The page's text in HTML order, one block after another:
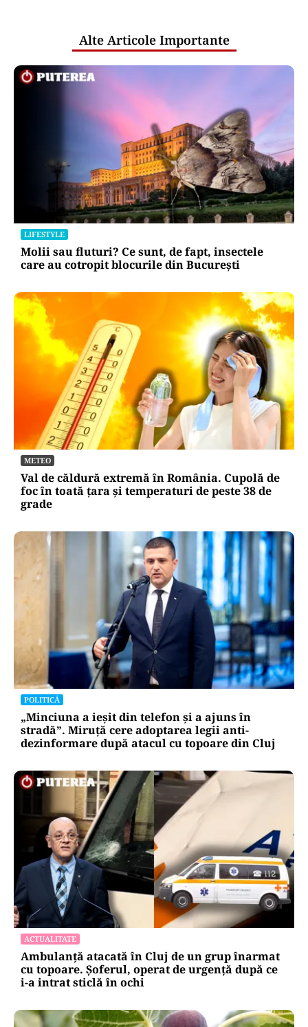
Alte Articole Importante
LIFESTYLE
Molii sau fluturi? Ce sunt, de fapt, insectele
care au cotropit blocurile din București
METEO
Val de căldură extremă în România. Cupolă de
foc în toată țara și temperaturi de peste 38 de
grade
POLITICĂ
„Minciuna a ieșit din telefon și a ajuns în
stradă”. Miruță cere adoptarea legii anti-
dezinformare după atacul cu topoare din Cluj
ACTUALITATE
Ambulanță atacată în Cluj de un grup înarmat
cu topoare. Șoferul, operat de urgență după ce
i-a intrat sticlă în ochi